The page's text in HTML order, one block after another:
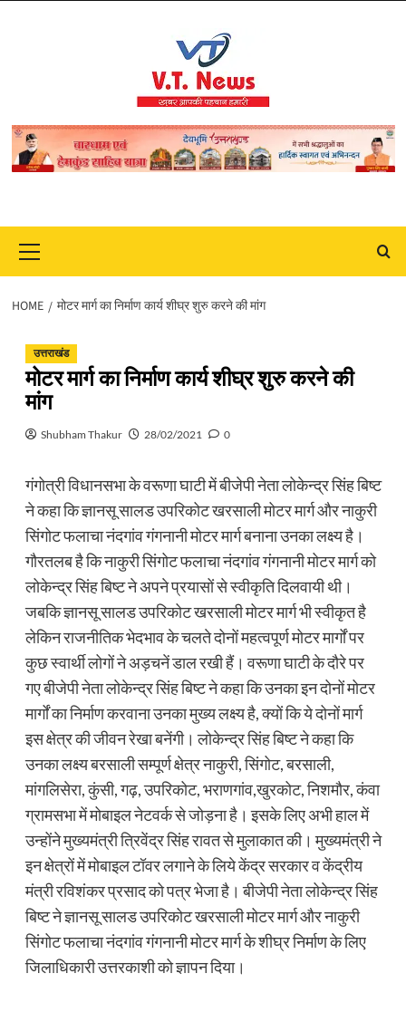
Menu
HOME मोटर मार्ग का निर्माण कार्य शीघ्र शुरु करने की मांग
उत्तराखंड
मोटर मार्ग का निर्माण कार्य शीघ्र शुरु करने की
मांग
Shubham Thakur 28/02/2021 0
गंगोत्री विधानसभा के वरूणा घाटी में बीजेपी नेता लोकेन्द्र सिंह बिष्ट
ने कहा कि ज्ञानसू सालड उपरिकोट खरसाली मोटर मार्ग और नाकुरी
सिंगोट फलाचा नंदगांव गंगनानी मोटर मार्ग बनाना उनका लक्ष्य है।
गौरतलब है कि नाकुरी सिंगोट फलाचा नंदगांव गंगनानी मोटर मार्ग को
लोकेन्द्र सिंह बिष्ट ने अपने प्रयासों से स्वीकृति दिलवायी थी।
जबकि ज्ञानसू सालड उपरिकोट खरसाली मोटर मार्ग भी स्वीकृत है
लेकिन राजनीतिक भेदभाव के चलते दोनों महत्वपूर्ण मोटर मार्गों पर
कुछ स्वार्थी लोगों ने अड़चनें डाल रखी हैं। वरूणा घाटी के दौरे पर
गए बीजेपी नेता लोकेन्द्र सिंह बिष्ट ने कहा कि उनका इन दोनों मोटर
मार्गों का निर्माण करवाना उनका मुख्य लक्ष्य है, क्यों कि ये दोनों मार्ग
इस क्षेत्र की जीवन रेखा बनेंगी। लोकेन्द्र सिंह बिष्ट ने कहा कि
उनका लक्ष्य बरसाली सम्पूर्ण क्षेत्र नाकुरी, सिंगोट, बरसाली,
मांगलिसेरा, कुंसी, गढ़, उपरिकोट, भराणगांव,खुरकोट, निशमौर, कंवा
ग्रामसभा में मोबाइल नेटवर्क से जोड़ना है। इसके लिए अभी हाल में
उन्होंने मुख्यमंत्री त्रिवेंद्र सिंह रावत से मुलाकात की। मुख्यमंत्री ने
इन क्षेत्रों में मोबाइल टॉवर लगाने के लिये केंद्र सरकार व केंद्रीय
मंत्री रविशंकर प्रसाद को पत्र भेजा है। बीजेपी नेता लोकेन्द्र सिंह
बिष्ट ने ज्ञानसू सालड उपरिकोट खरसाली मोटर मार्ग और नाकुरी
सिंगोट फलाचा नंदगांव गंगनानी मोटर मार्ग के शीघ्र निर्माण के लिए
जिलाधिकारी उत्तरकाशी को ज्ञापन दिया।